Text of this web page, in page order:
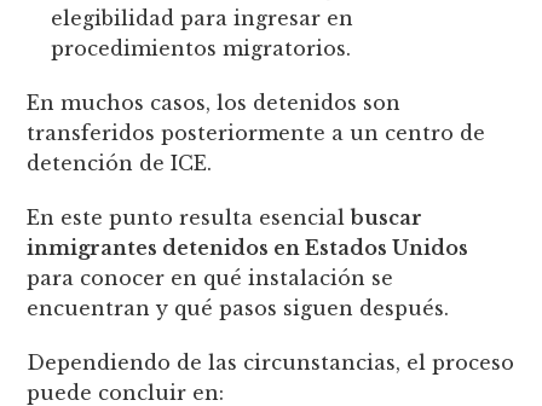
elegibilidad para ingresar en
procedimientos migratorios.
En muchos casos, los detenidos son
transferidos posteriormente a un centro de
detención de ICE.
En este punto resulta esencialbuscar
inmigrantes detenidos en Estados Unidos
para conocer en qué instalación se
encuentran y qué pasos siguen después.
Dependiendo de las circunstancias, el proceso
puede concluir en: